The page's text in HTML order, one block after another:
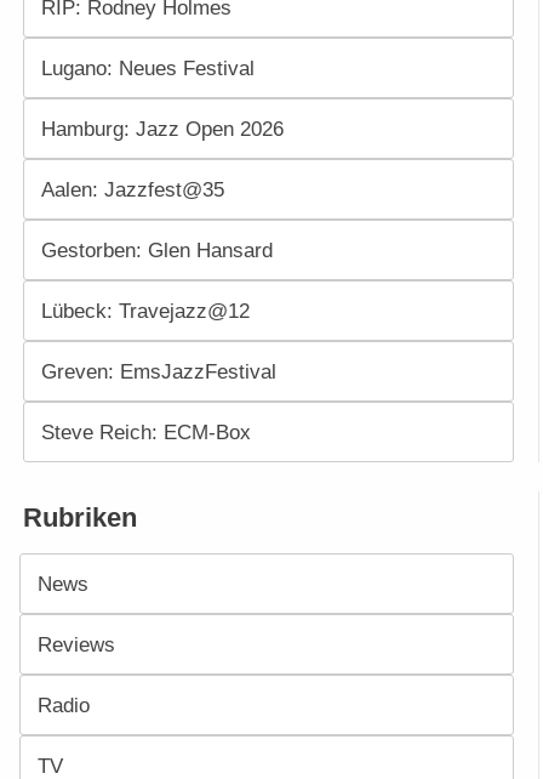
RIP: Rodney Holmes
Lugano: Neues Festival
Hamburg: Jazz Open 2026
Aalen: Jazzfest@35
Gestorben: Glen Hansard
Lübeck: Travejazz@12
Greven: EmsJazzFestival
Steve Reich: ECM-Box
Rubriken
News
Reviews
Radio
TV